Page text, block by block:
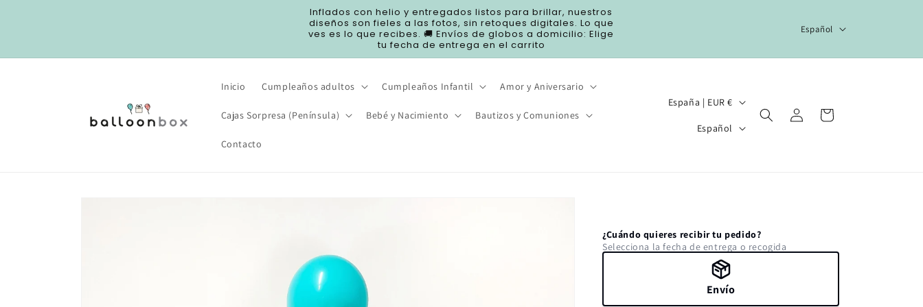
Inflados con helio y entregados listos para brillar, nuestros
diseños son fieles a las fotos, sin retoques digitales. Lo que
ves es lo que recibes. 🚚 Envíos de globos a domicilio: Elige
tu fecha de entrega en el carrito
m
Español
Inicio Cumpleaños adultos Cumpleaños Infantil Amor y Aniversario
Cajas Sorpresa (Península) Bebé y Nacimiento Bautizos y Comuniones
Contacto
P
g
España | EUR €
a
Español
Iniciar
sesión
Carrito
¿Cuándo quieres recibir tu pedido?
Selecciona la fecha de entrega o recogida
Envío